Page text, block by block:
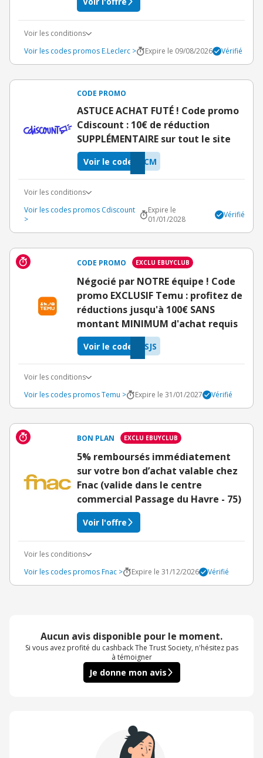
Voir les conditions
Voir les codes promos E.Leclerc >
Expire le 09/08/2026 Vérifié
CODE PROMO
ASTUCE ACHAT FUTÉ ! Code promo
Cdiscount : 10€ de réduction
SUPPLÉMENTAIRE sur tout le site
GCM
Voir le code
Voir les conditions
Voir les codes promos Cdiscount
>
Expire le
01/01/2028
Vérifié
CODE PROMO EXCLU EBUYCLUB
Négocié par NOTRE équipe ! Code
promo EXCLUSIF Temu : profitez de
réductions jusqu'à 100€ SANS
montant MINIMUM d'achat requis
SJS
Voir le code
Voir les conditions
Voir les codes promos Temu >
Expire le 31/01/2027 Vérifié
BON PLAN EXCLU EBUYCLUB
5% remboursés immédiatement
sur votre bon d’achat valable chez
Fnac (valide dans le centre
commercial Passage du Havre - 75)
Voir l'offre
Voir les conditions
Voir les codes promos Fnac >
Expire le 31/12/2026 Vérifié
Aucun avis disponible pour le moment.
Si vous avez profité du cashback The Trust Society, n'hésitez pas
à témoigner
Je donne mon avis